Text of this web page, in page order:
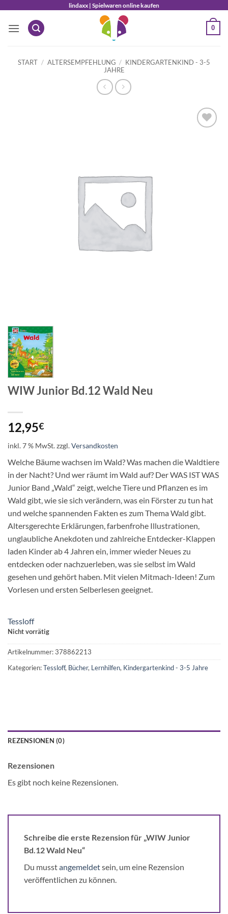
springen
lindaxx | Spielwaren online kaufen
0
START / ALTERSEMPFEHLUNG / KINDERGARTENKIND - 3-5
JAHRE
WIW Junior Bd.12 Wald Neu
12,95€
inkl. 7 % MwSt.zzgl.Versandkosten
Welche Bäume wachsen im Wald? Was machen die Waldtiere
in der Nacht? Und wer räumt im Wald auf? Der WAS IST WAS
Junior Band „Wald“ zeigt, welche Tiere und Pflanzen es im
Wald gibt, wie sie sich verändern, was ein Förster zu tun hat
und welche spannenden Fakten es zum Thema Wald gibt.
Altersgerechte Erklärungen, farbenfrohe Illustrationen,
unglaubliche Anekdoten und zahlreiche Entdecker-Klappen
laden Kinder ab 4 Jahren ein, immer wieder Neues zu
entdecken oder nachzuerleben, was sie selbst im Wald
gesehen und gehört haben. Mit vielen Mitmach-Ideen! Zum
Vorlesen und ersten Selberlesen geeignet.
Tessloff
Nicht vorrätig
Artikelnummer:378862213
Kategorien:Tessloff, Bücher, Lernhilfen, Kindergartenkind - 3-5 Jahre
REZENSIONEN (0)
Rezensionen
Es gibt noch keine Rezensionen.
Schreibe die erste Rezension für „WIW Junior
Bd.12 Wald Neu“
Du musstangemeldetsein, um eine Rezension
veröffentlichen zu können.